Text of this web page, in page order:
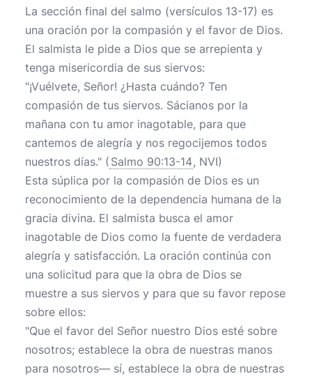
La sección final del salmo (versículos 13-17) es
una oración por la compasión y el favor de Dios.
El salmista le pide a Dios que se arrepienta y
tenga misericordia de sus siervos:
"¡Vuélvete, Señor! ¿Hasta cuándo? Ten
compasión de tus siervos. Sácianos por la
mañana con tu amor inagotable, para que
cantemos de alegría y nos regocijemos todos
nuestros días." ( Salmo 90:13-14, NVI)
Esta súplica por la compasión de Dios es un
reconocimiento de la dependencia humana de la
gracia divina. El salmista busca el amor
inagotable de Dios como la fuente de verdadera
alegría y satisfacción. La oración continúa con
una solicitud para que la obra de Dios se
muestre a sus siervos y para que su favor repose
sobre ellos:
"Que el favor del Señor nuestro Dios esté sobre
nosotros; establece la obra de nuestras manos
para nosotros— sí, establece la obra de nuestras